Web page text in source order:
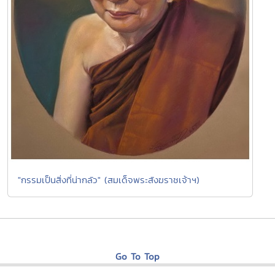
"กรรมเป็นสิ่งที่น่ากลัว" (สมเด็จพระสังฆราชเจ้าฯ)
Go To Top